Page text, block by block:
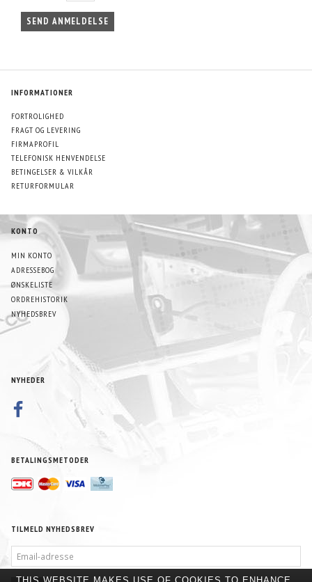
SEND ANMELDELSE
INFORMATIONER
FORTROLIGHED
FRAGT OG LEVERING
FIRMAPROFIL
TELEFONISK HENVENDELSE
BETINGELSER & VILKÅR
RETURFORMULAR
KONTO
MIN KONTO
ADRESSEBOG
ØNSKELISTE
ORDREHISTORIK
NYHEDSBREV
NYHEDER
BETALINGSMETODER
TILMELD NYHEDSBREV
ADRESSE